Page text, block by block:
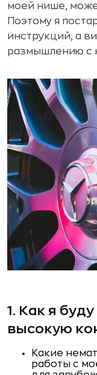
моей нише,
Поэтому я
инструкций, а
размышлению с
1. Как я
высокую
Какие
работы с